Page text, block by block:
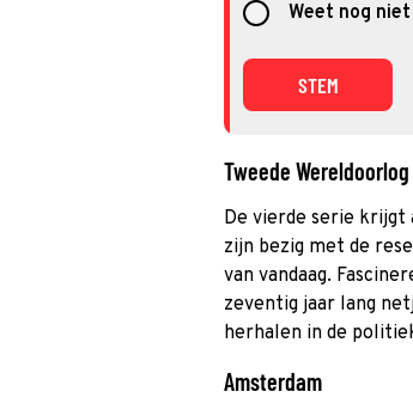
Weet nog niet
STEM
Tweede Wereldoorlog
De vierde serie krijgt
zijn bezig met de
van vandaag.
zeventig jaar lang
herhalen in de
Amsterdam